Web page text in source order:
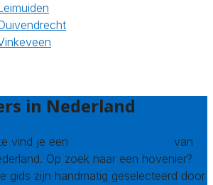
in Nederland
vind je een
van
Op zoek naar een hovenier?
gids zijn handmatig geselecteerd door